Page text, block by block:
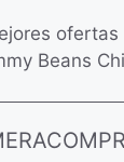
ofertas
Beans